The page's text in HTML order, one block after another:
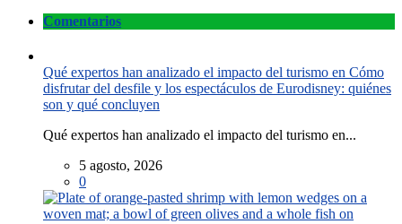
Comentarios
Qué expertos han analizado el impacto del turismo en Cómo
disfrutar del desfile y los espectáculos de Eurodisney: quiénes
son y qué concluyen
Qué expertos han analizado el impacto del turismo en...
5 agosto, 2026
0